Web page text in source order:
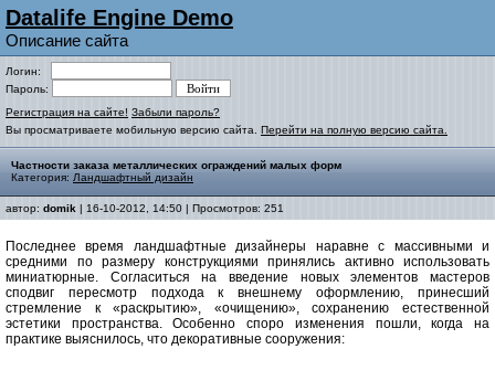
Datalife Engine Demo
Описание сайта
Логин:
Пароль:
Регистрация на сайте! Забыли пароль?
Вы просматриваете мобильную версию сайта. Перейти на полную версию сайта.
Частности заказа металлических ограждений малых форм
Категория: Ландшафтный дизайн
автор: domik | 16-10-2012, 14:50 | Просмотров: 251
Последнее время ландшафтные дизайнеры наравне с массивными и
средними по размеру конструкциями принялись активно использовать
миниатюрные. Согласиться на введение новых элементов мастеров
сподвиг пересмотр подхода к внешнему оформлению, принесший
стремление к «раскрытию», «очищению», сохранению естественной
эстетики пространства. Особенно споро изменения пошли, когда на
практике выяснилось, что декоративные сооружения: